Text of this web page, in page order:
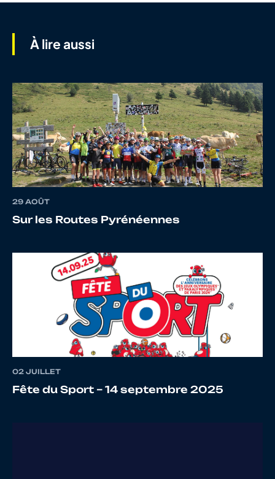
10066388396
8 10068527046 PONCHON Eliote
9 10069342856 BARRALLON Dimitri
10 10069948094
DOS REIS
GRACA
Nathan
10066582501 MERLIN
À lire aussi
29 AOÛT
Sur les Routes Pyrénéennes
02 JUILLET
Fête du Sport – 14 septembre 2025